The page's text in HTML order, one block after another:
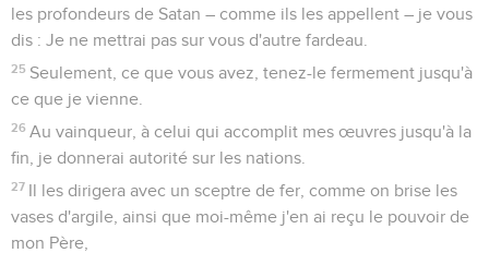
les profondeurs de Satan – comme ils les appellent – je vous
dis : Je ne mettrai pas sur vous d'autre fardeau.
25 Seulement, ce que vous avez, tenez-le fermement jusqu'à
ce que je vienne.
26 Au vainqueur, à celui qui accomplit mes œuvres jusqu'à la
fin, je donnerai autorité sur les nations.
27 Il les dirigera avec un sceptre de fer, comme on brise les
vases d'argile, ainsi que moi-même j'en ai reçu le pouvoir de
mon Père,